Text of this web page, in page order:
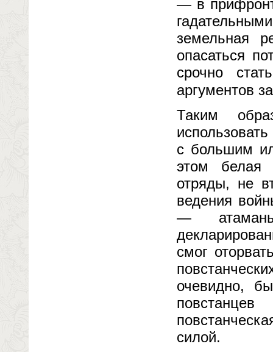
— в
земельная
опасаться
срочно
аргументов
Таким
с большим
этом белая
отряды, не
ведения
—
смог
очевидно,
силой.